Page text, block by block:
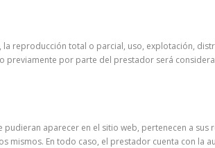
reproducción total o parcial, uso, explotación,
por parte del prestador será
aparecer en el sitio web, pertenecen a
mismos. En todo caso, el prestador cuenta con la